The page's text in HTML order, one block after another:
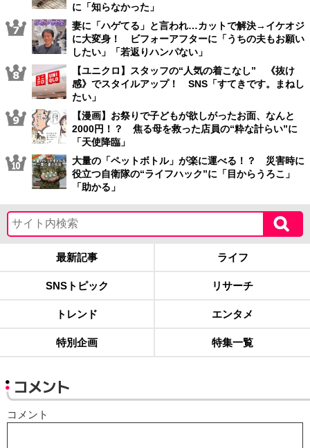
に「知らなかった」
妻に「ハゲてる」と言われ…カットで解決→イケオジ
に大変身！ ビフォーアフターに「うちの夫もお願い
したい」「若返りハンパない」
【ユニクロ】スタッフの“人気の着こなし” 《抜け
感》でスタイルアップ！ SNS「すてきです。まねし
たい」
【漫画】お祭りで子どもが欲しがったお面、なんと
2000円！？ 焦る母を救った店員の“粋な計らい”に
「天使降臨」
大量の「ペットボトル」が楽に運べる！？ 災害時に
役立つ自衛隊の“ライフハック”に「目からうろこ」
「助かる」
最新記事 ライフ
SNSトピック リサーチ
トレンド エンタメ
特別企画 特集一覧
コメント
コメント